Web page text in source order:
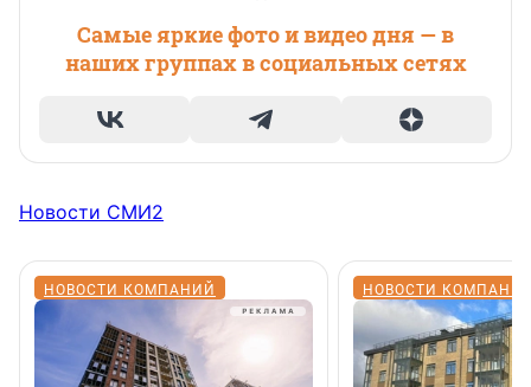
Самые яркие фото и видео дня — в
наших группах в социальных сетях
Новости СМИ2
НОВОСТИ КОМПАНИЙ НОВОСТИ